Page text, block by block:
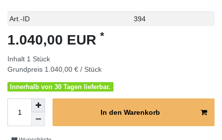
Technisches
Wert
Art.-ID 394
1.040,00 EUR *
Inhalt 1 Stück
Grundpreis 1.040,00 € / Stück
Innerhalb von 30 Tagen lieferbar.
In den Warenkorb